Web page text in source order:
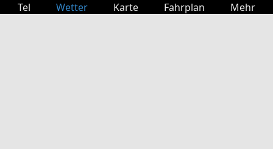
Tel Wetter Karte Fahrplan Mehr